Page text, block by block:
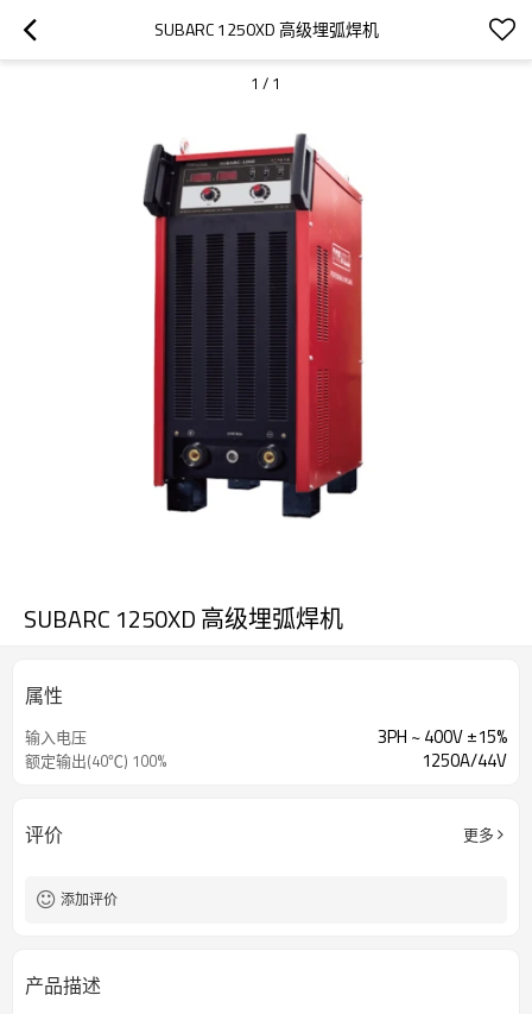
SUBARC 1250XD 高级埋弧焊机
1 / 1
SUBARC 1250XD 高级埋弧焊机
属性
输入电压 3PH ~ 400V ±15%
额定输出(40℃) 100% 1250A/44V
评价 更多
添加评价
产品描述